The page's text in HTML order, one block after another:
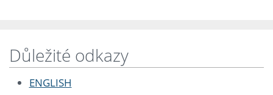
Důležité odkazy
ENGLISH